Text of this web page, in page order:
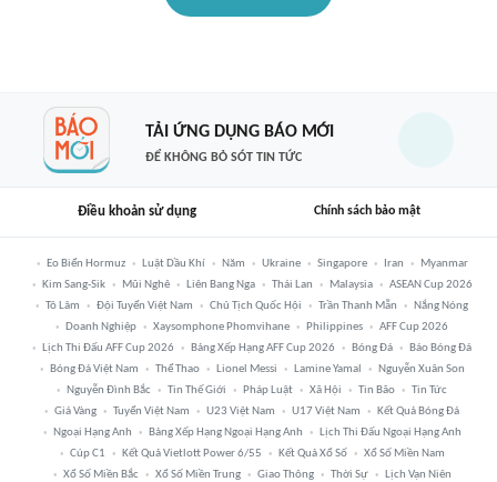
TẢI ỨNG DỤNG BÁO MỚI
ĐỂ KHÔNG BỎ SÓT TIN TỨC
Điều khoản sử dụng Chính sách bảo mật
Eo Biển Hormuz Luật Dầu Khí Năm Ukraine Singapore Iran
Myanmar
Kim Sang-Sik
Mũi Nghê Liên Bang Nga Thái Lan Malaysia
ASEAN Cup 2026
Tô Lâm
Đội Tuyển Việt Nam Chủ Tịch Quốc Hội Trần Thanh Mẫn
Nắng Nóng
Doanh Nghiệp
Xaysomphone Phomvihane Philippines
AFF Cup 2026
Lịch Thi Đấu AFF Cup 2026
Bảng Xếp Hạng AFF Cup 2026 Bóng Đá
Báo Bóng Đá
Bóng Đá Việt Nam
Thể Thao Lionel Messi Lamine Yamal
Nguyễn Xuân Son
Nguyễn Đình Bắc
Tin Thế Giới Pháp Luật Xã Hội Tin Bão
Tin Tức
Giá Vàng
Tuyển Việt Nam U23 Việt Nam U17 Việt Nam
Kết Quả Bóng Đá
Ngoại Hạng Anh
Bảng Xếp Hạng Ngoại Hạng Anh
Lịch Thi Đấu Ngoại Hạng Anh
Cúp C1
Kết Quả Vietlott Power 6/55 Kết Quả Xổ Số
Xổ Số Miền Nam
Xổ Số Miền Bắc
Xổ Số Miền Trung Giao Thông Thời Sự Lịch Vạn Niên